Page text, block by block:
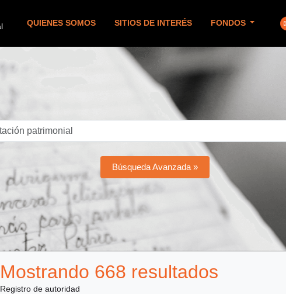
QUIENES SOMOS SITIOS DE INTERÉS FONDOS
Búsqueda Avanzada »
Mostrando 668 resultados
Registro de autoridad